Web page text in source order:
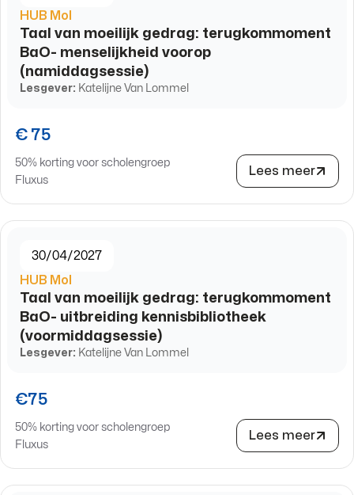
HUB Mol
Taal van moeilijk gedrag: terugkommoment
BaO- menselijkheid voorop
(namiddagsessie)
Lesgever: Katelijne Van Lommel
€ 75
50% korting voor scholengroep
Fluxus
Lees meer
30/04/2027
HUB Mol
Taal van moeilijk gedrag: terugkommoment
BaO- uitbreiding kennisbibliotheek
(voormiddagsessie)
Lesgever: Katelijne Van Lommel
€75
50% korting voor scholengroep
Fluxus
Lees meer